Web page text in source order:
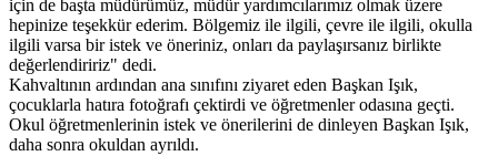
için de başta müdürümüz, müdür yardımcılarımız olmak üzere
hepinize teşekkür ederim. Bölgemiz ile ilgili, çevre ile ilgili, okulla
ilgili varsa bir istek ve öneriniz, onları da paylaşırsanız birlikte
değerlendiririz" dedi.
Kahvaltının ardından ana sınıfını ziyaret eden Başkan Işık,
çocuklarla hatıra fotoğrafı çektirdi ve öğretmenler odasına geçti.
Okul öğretmenlerinin istek ve önerilerini de dinleyen Başkan Işık,
daha sonra okuldan ayrıldı.